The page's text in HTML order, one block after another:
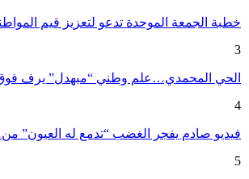
خطبة الجمعة الموحدة تدعو لتعزيز قيم
3
الحي المحمدي…علم وطني “مبهدل” يرف
4
فيديو صادم يفجر الغضب “تدمع له العيون”
5